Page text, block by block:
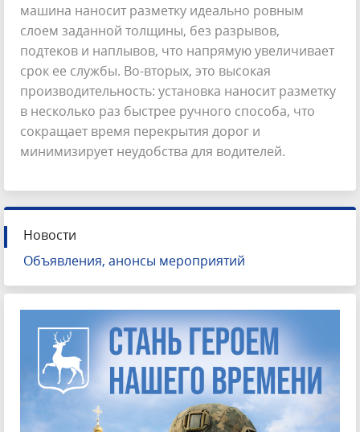
машина наносит разметку идеально ровным
слоем заданной толщины, без разрывов,
подтеков и наплывов, что напрямую увеличивает
срок ее службы. Во-вторых, это высокая
производительность: установка наносит разметку
в несколько раз быстрее ручного способа, что
сокращает время перекрытия дорог и
минимизирует неудобства для водителей.
Новости
Объявления, анонсы мероприятий